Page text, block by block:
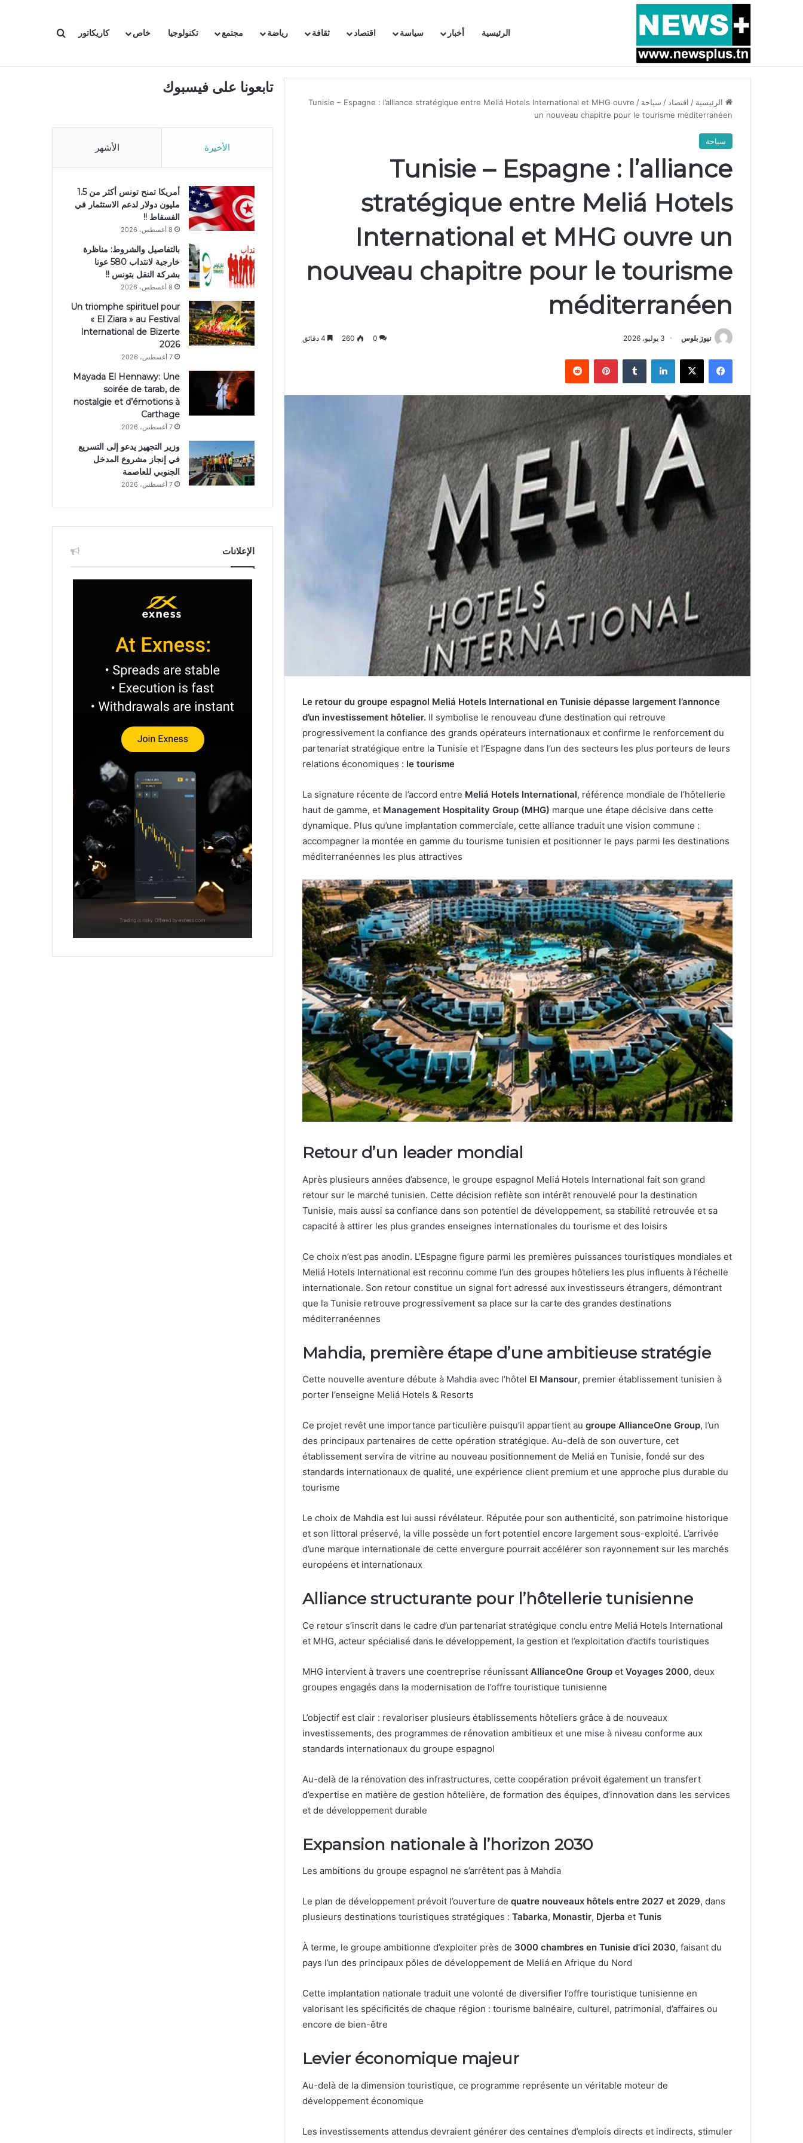
الرئيسية أخبار سياسة اقتصاد ثقافة رياضة مجتمع تكنولوجيا خاص كاريكاتور بحث عن
أخبار عاجلة بسبب المرزوقي وبتكليف من سعيّد: الخارجية تستدعي السفيرة الفرنسية بتونس وتبلغها احتجاجا شديد اللهجة !!
الرئيسية / اقتصاد / سياحة /
Tunisie – Espagne : l’alliance stratégique entre Meliá Hotels International et MHG ouvre
un nouveau chapitre pour le tourisme méditerranéen
سياحة
Tunisie – Espagne : l’alliance
stratégique entre Meliá Hotels
International et MHG ouvre un
nouveau chapitre pour le tourisme
méditerranéen
نيوز بلوس 3 يوليو، 2026 0
260
فيسبوك X لينكدإن بينتيريست
Le retour du groupe espagnol Meliá Hotels International en Tunisie dépasse largement l’annonce
d’un investissement hôtelier. Il symbolise le renouveau d’une destination qui retrouve
progressivement la confiance des grands opérateurs internationaux et confirme le renforcement du
partenariat stratégique entre la Tunisie et l’Espagne dans l’un des secteurs les plus porteurs de leurs
relations économiques : le tourisme
La signature récente de l’accord entre Meliá Hotels International, référence mondiale de l’hôtellerie
haut de gamme, et Management Hospitality Group (MHG) marque une étape décisive dans cette
dynamique. Plus qu’une implantation commerciale, cette alliance traduit une vision commune :
accompagner la montée en gamme du tourisme tunisien et positionner le pays parmi les destinations
méditerranéennes les plus attractives
Retour d’un leader mondial
Après plusieurs années d’absence, le groupe espagnol Meliá Hotels International fait son grand
retour sur le marché tunisien. Cette décision reflète son intérêt renouvelé pour la destination
Tunisie, mais aussi sa confiance dans son potentiel de développement, sa stabilité retrouvée et sa
capacité à attirer les plus grandes enseignes internationales du tourisme et des loisirs
Ce choix n’est pas anodin. L’Espagne figure parmi les premières puissances touristiques mondiales et
Meliá Hotels International est reconnu comme l’un des groupes hôteliers les plus influents à l’échelle
internationale. Son retour constitue un signal fort adressé aux investisseurs étrangers, démontrant
que la Tunisie retrouve progressivement sa place sur la carte des grandes destinations
méditerranéennes
Mahdia, première étape d’une ambitieuse stratégie
Cette nouvelle aventure débute à Mahdia avec l’hôtel El Mansour, premier établissement tunisien à
porter l’enseigne Meliá Hotels & Resorts
Ce projet revêt une importance particulière puisqu’il appartient au groupe AllianceOne Group, l’un
des principaux partenaires de cette opération stratégique. Au-delà de son ouverture, cet
établissement servira de vitrine au nouveau positionnement de Meliá en Tunisie, fondé sur des
standards internationaux de qualité, une expérience client premium et une approche plus durable du
tourisme
Le choix de Mahdia est lui aussi révélateur. Réputée pour son authenticité, son patrimoine historique
et son littoral préservé, la ville possède un fort potentiel encore largement sous-exploité. L’arrivée
d’une marque internationale de cette envergure pourrait accélérer son rayonnement sur les marchés
européens et internationaux
Alliance structurante pour l’hôtellerie tunisienne
Ce retour s’inscrit dans le cadre d’un partenariat stratégique conclu entre Meliá Hotels International
et MHG, acteur spécialisé dans le développement, la gestion et l’exploitation d’actifs touristiques
MHG intervient à travers une coentreprise réunissant AllianceOne Group et Voyages 2000, deux
groupes engagés dans la modernisation de l’offre touristique tunisienne
L’objectif est clair : revaloriser plusieurs établissements hôteliers grâce à de nouveaux
investissements, des programmes de rénovation ambitieux et une mise à niveau conforme aux
standards internationaux du groupe espagnol
Au-delà de la rénovation des infrastructures, cette coopération prévoit également un transfert
d’expertise en matière de gestion hôtelière, de formation des équipes, d’innovation dans les services
et de développement durable
Expansion nationale à l’horizon 2030
Les ambitions du groupe espagnol ne s’arrêtent pas à Mahdia
Le plan de développement prévoit l’ouverture de quatre nouveaux hôtels entre 2027 et 2029, dans
plusieurs destinations touristiques stratégiques : Tabarka, Monastir, Djerba et Tunis
À terme, le groupe ambitionne d’exploiter près de 3000 chambres en Tunisie d’ici 2030, faisant du
pays l’un des principaux pôles de développement de Meliá en Afrique du Nord
Cette implantation nationale traduit une volonté de diversifier l’offre touristique tunisienne en
valorisant les spécificités de chaque région : tourisme balnéaire, culturel, patrimonial, d’affaires ou
encore de bien-être
Levier économique majeur
Au-delà de la dimension touristique, ce programme représente un véritable moteur de
développement économique
Les investissements attendus devraient générer des centaines d’emplois directs et indirects, stimuler
تابعونا على فيسبوك
الأخيرة الأشهر
أمريكا تمنح تونس أكثر من 1.5
مليون دولار لدعم الاستثمار في
الفسفاط !!
8 أغسطس، 2026
بالتفاصيل والشروط: مناظرة
خارجية لانتداب 580 عونا
بشركة النقل بتونس !!
8 أغسطس، 2026
Un triomphe spirituel pour
« El Ziara » au Festival
International de Bizerte
2026
7 أغسطس، 2026
Mayada El Hennawy: Une
soirée de tarab, de
nostalgie et d’émotions à
Carthage
7 أغسطس، 2026
وزير التجهيز يدعو إلى التسريع
في إنجاز مشروع المدخل
الجنوبي للعاصمة
7 أغسطس، 2026
الإعلانات